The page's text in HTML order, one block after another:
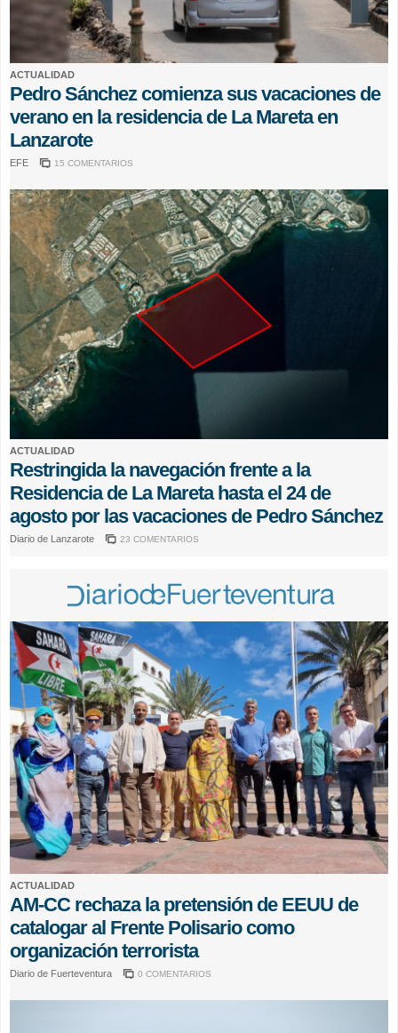
ACTUALIDAD
Pedro Sánchez comienza sus vacaciones de
verano en la residencia de La Mareta en
Lanzarote
EFE 15 COMENTARIOS
ACTUALIDAD
Restringida la navegación frente a la
Residencia de La Mareta hasta el 24 de
agosto por las vacaciones de Pedro Sánchez
Diario de Lanzarote 23 COMENTARIOS
ACTUALIDAD
AM-CC rechaza la pretensión de EEUU de
catalogar al Frente Polisario como
organización terrorista
Diario de Fuerteventura 0 COMENTARIOS